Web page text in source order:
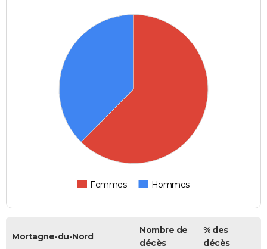
Femmes Hommes
Mortagne-du-Nord
Nombre de
décès
% des
décès